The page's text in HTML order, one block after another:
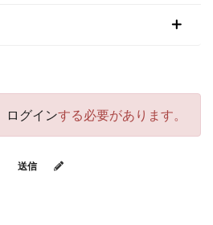
ログインする必要があります。
送信